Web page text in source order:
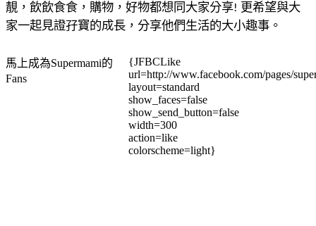
靚，飲飲食食，購物，好物都想同大家分享! 更希望與大
家一起見證孖寶的成長，分享他們生活的大小趣事。
馬上成為Supermami的
Fans
{JFBCLike
url=http://www.facebook.com/pages/
layout=standard
show_faces=false
show_send_button=false
width=300
action=like
colorscheme=light}